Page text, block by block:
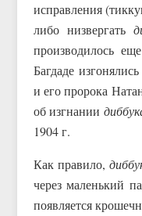
исправления
либо низвергать
производилось
Багдаде
и его пророка
об изгнании
1904 г.
Как правило,
через маленький
появляется